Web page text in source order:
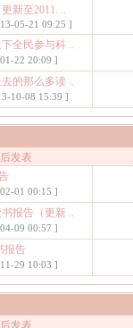
新至2011. ..
05-21 09:25 ]
全民参与科 ..
22 20:09 ]
的那么多读 ..
10-08 15:39 ]
发表
01 00:15 ]
报告（更新 ..
09 00:57 ]
报告
29 10:03 ]
发表